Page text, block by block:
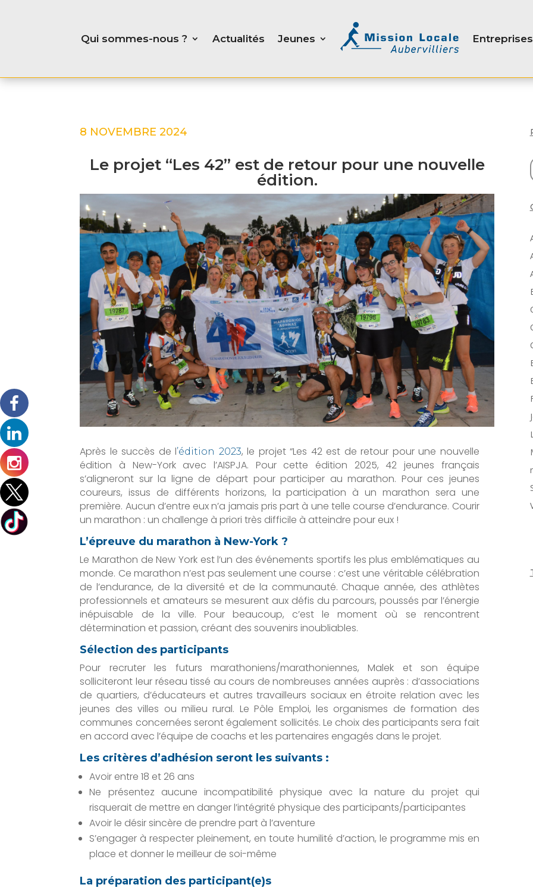
Qui sommes-nous ? Actualités Jeunes Entreprises
8 NOVEMBRE 2024
Le projet “Les 42” est de retour pour une nouvelle
édition.
Après le succès de l’édition 2023, le projet “Les 42 est de retour pour une nouvelle
édition à New-York avec l’AISPJA. Pour cette édition 2025, 42 jeunes français
s’aligneront sur la ligne de départ pour participer au marathon. Pour ces jeunes
coureurs, issus de différents horizons, la participation à un marathon sera une
première. Aucun d’entre eux n’a jamais pris part à une telle course d’endurance. Courir
un marathon : un challenge à priori très difficile à atteindre pour eux !
L’épreuve du marathon à New-York ?
Le Marathon de New York est l’un des événements sportifs les plus emblématiques au
monde. Ce marathon n’est pas seulement une course : c’est une véritable célébration
de l’endurance, de la diversité et de la communauté. Chaque année, des athlètes
professionnels et amateurs se mesurent aux défis du parcours, poussés par l’énergie
inépuisable de la ville. Pour beaucoup, c’est le moment où se rencontrent
détermination et passion, créant des souvenirs inoubliables.
Sélection des participants
Pour recruter les futurs marathoniens/marathoniennes, Malek et son équipe
solliciteront leur réseau tissé au cours de nombreuses années auprès : d’associations
de quartiers, d’éducateurs et autres travailleurs sociaux en étroite relation avec les
jeunes des villes ou milieu rural. Le Pôle Emploi, les organismes de formation des
communes concernées seront également sollicités. Le choix des participants sera fait
en accord avec l’équipe de coachs et les partenaires engagés dans le projet.
Les critères d’adhésion seront les suivants :
Avoir entre 18 et 26 ans
Ne présentez aucune incompatibilité physique avec la nature du projet qui
risquerait de mettre en danger l’intégrité physique des participants/participantes
Avoir le désir sincère de prendre part à l’aventure
S’engager à respecter pleinement, en toute humilité d’action, le programme mis en
place et donner le meilleur de soi-même
La préparation des participant(e)s